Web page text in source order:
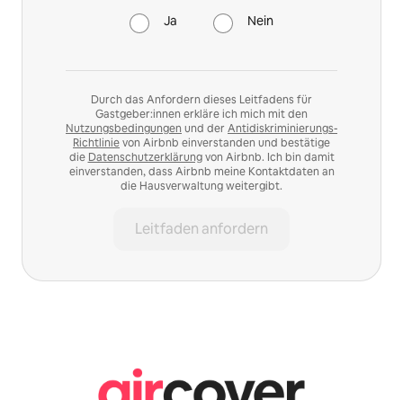
Ja Nein
Durch das Anfordern dieses Leitfadens für
Gastgeber:innen erkläre ich mich mit den
Nutzungsbedingungen und der Antidiskriminierungs-
Richtlinievon Airbnb einverstanden und bestätige
die Datenschutzerklärungvon Airbnb. Ich bin damit
einverstanden, dass Airbnb meine Kontaktdaten an
die Hausverwaltung weitergibt.
Leitfaden anfordern